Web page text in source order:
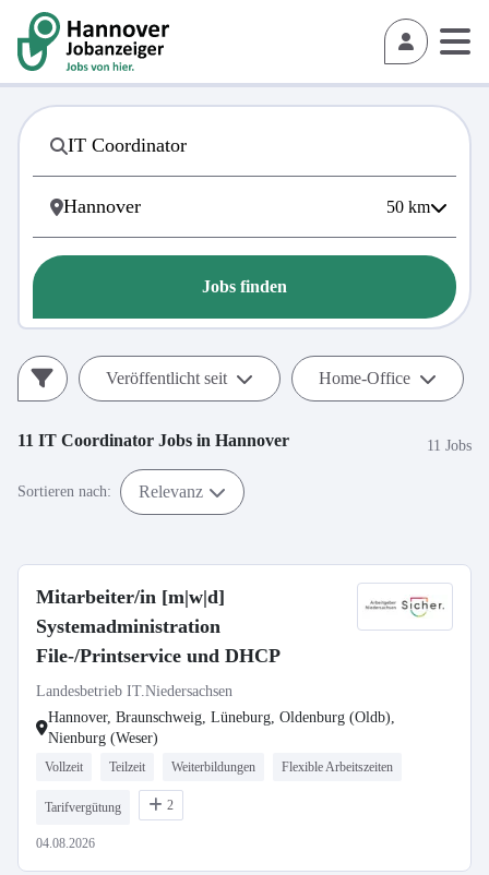
50 km
Jobs finden
Veröffentlicht seit Home-Office
11 IT Coordinator Jobs in Hannover 11 Jobs
Sortieren nach: Relevanz
Mitarbeiter/in [m|w|d]
Systemadministration
File-/Printservice und DHCP
Landesbetrieb IT.Niedersachsen
Hannover, Braunschweig, Lüneburg, Oldenburg (Oldb),
Nienburg (Weser)
Vollzeit Teilzeit Weiterbildungen Flexible Arbeitszeiten
Tarifvergütung 2
04.08.2026